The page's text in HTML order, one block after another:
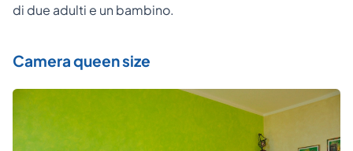
di due adulti e un bambino.
Camera queen size